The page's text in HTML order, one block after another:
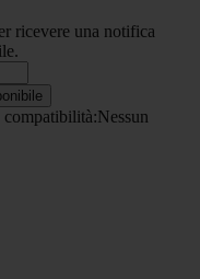
ricevere una notifica
Nessun